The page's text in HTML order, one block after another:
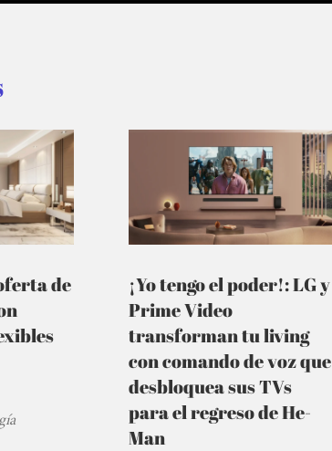
de
¡Yo tengo el poder!: LG y
Prime Video
transforman tu living
con comando de voz que
desbloquea sus TVs
para el regreso de He-
Man